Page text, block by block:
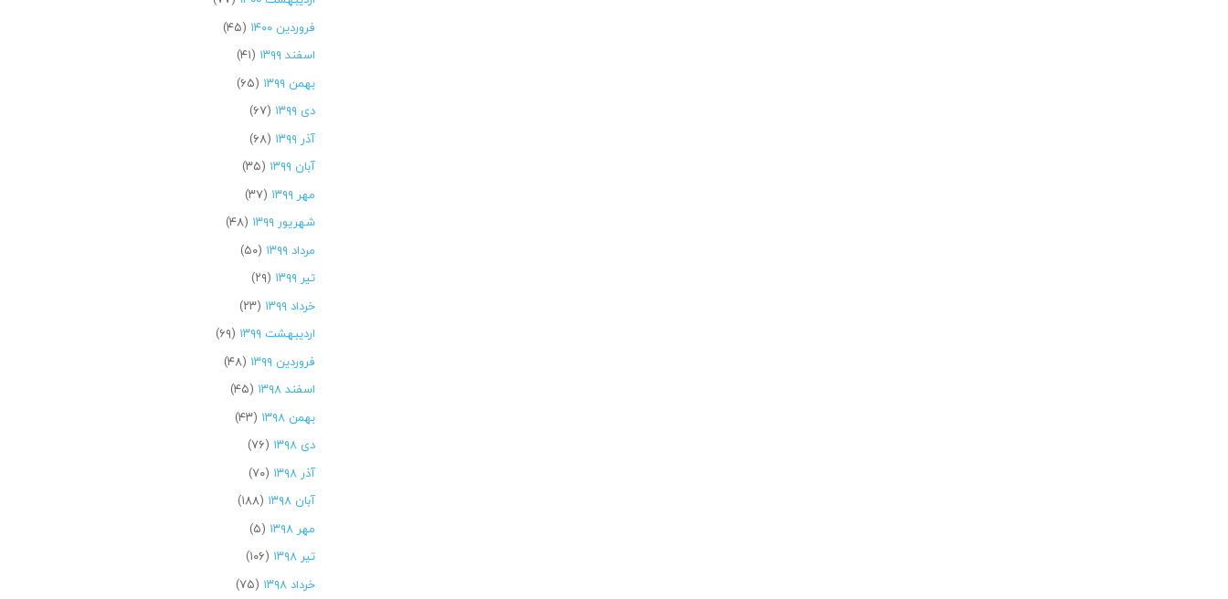
فروردین ۱۴۰۰
(۴۵)
اسفند ۱۳۹۹
(۴۱)
بهمن ۱۳۹۹
(۶۵)
دی ۱۳۹۹
(۶۷)
آذر ۱۳۹۹
(۶۸)
آبان ۱۳۹۹
(۳۵)
مهر ۱۳۹۹
(۳۷)
شهریور ۱۳۹۹
(۴۸)
مرداد ۱۳۹۹
(۵۰)
تیر ۱۳۹۹
(۲۹)
خرداد ۱۳۹۹
(۲۳)
اردیبهشت ۱۳۹۹
(۶۹)
فروردین ۱۳۹۹
(۴۸)
اسفند ۱۳۹۸
(۴۵)
بهمن ۱۳۹۸
(۴۳)
دی ۱۳۹۸
(۷۶)
آذر ۱۳۹۸
(۷۰)
آبان ۱۳۹۸
(۱۸۸)
مهر ۱۳۹۸
(۵)
تیر ۱۳۹۸
(۱۰۶)
خرداد ۱۳۹۸
(۷۵)